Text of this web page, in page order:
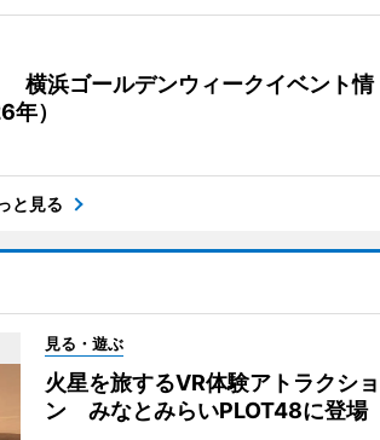
横浜ゴールデンウィークイベント情
）
と見る
見る・遊ぶ
火星を旅するVR体験アトラクショ
ン みなとみらいPLOT48に登場